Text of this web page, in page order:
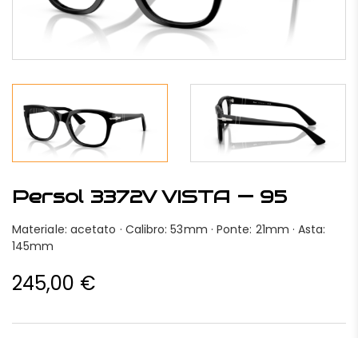
Persol 3372V VISTA — 95
Materiale: acetato · Calibro: 53mm · Ponte: 21mm · Asta:
145mm
245,00 €